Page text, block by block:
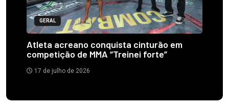
GERAL
Atleta acreano conquista cinturão em
competição de MMA “Treinei forte”
17 de julho de 2026